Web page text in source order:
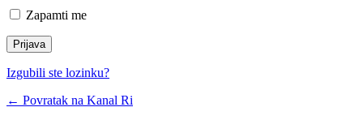
Zapamti me
Izgubili ste lozinku?
← Povratak na Kanal Ri